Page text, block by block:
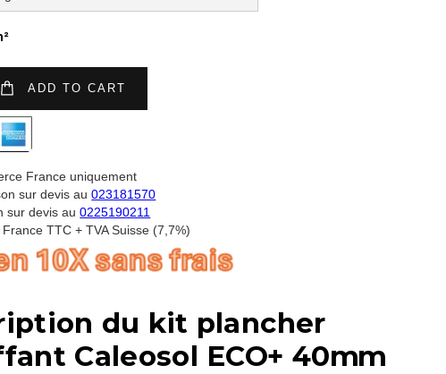
France uniquement
sur devis au023181570
sur devis au0225190211
TTC + TVA Suisse (7,7%)
du kit plancher
Caleosol ECO+ 40mm